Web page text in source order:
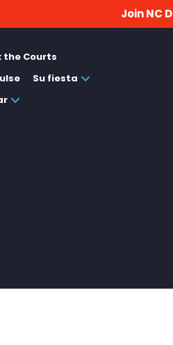
Join NC
the Courts
Su fiesta